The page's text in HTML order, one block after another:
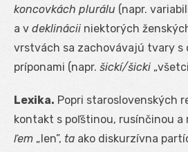
koncovkách plurálu (napr.
a v deklinácii niektorých
vrstvách sa zachovávajú tvary s
príponami (napr. šickí/šicki
Lexika. Popri staroslovenských
kontakt s poľštinou, rusínčinou a
ľem „len”, ta ako diskurzívna